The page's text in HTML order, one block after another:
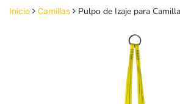
Inicio Camillas Pulpo de Izaje para Camilla